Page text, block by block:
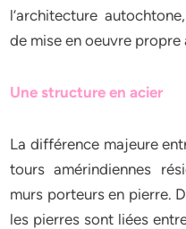
l’architecture
de mise en oeuvre propre
Une structure en acier
La différence majeure
tours amérindiennes
murs porteurs en pierre.
les pierres sont liées